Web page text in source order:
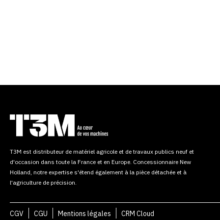
T3M est distributeur de matériel agricole et de travaux publics neuf et
d'occasion dans toute la France et en Europe. Concessionnaire New
Holland, notre expertise s'étend également à la pièce détachée et à
l'agriculture de précision.
CGV CGU Mentions légales CRM Cloud